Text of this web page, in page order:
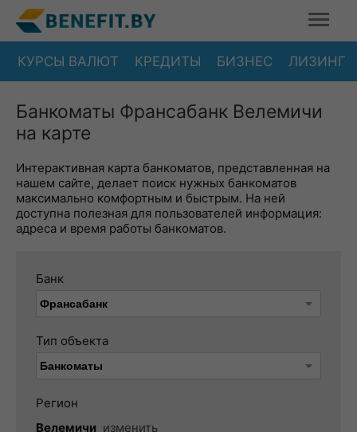
КУРСЫ ВАЛЮТ КРЕДИТЫ БИЗНЕС ЛИЗИНГ
Банкоматы Франсабанк Велемичи
на карте
Интерактивная карта банкоматов, представленная на
нашем сайте, делает поиск нужных банкоматов
максимально комфортным и быстрым. На ней
доступна полезная для пользователей информация:
адреса и время работы банкоматов.
Банк
Тип объекта
Регион
Велемичи изменить